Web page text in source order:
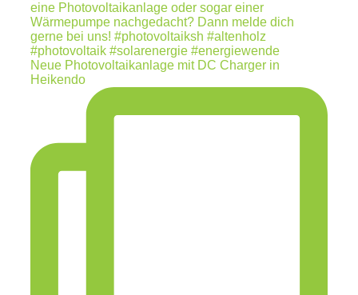
Neue Photovoltaikanlage mit DC Charger in
Heikendo